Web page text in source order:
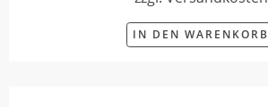
IN DEN WARENKORB